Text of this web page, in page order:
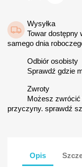
Wysyłka
Towar dostępny
samego dnia
Odbiór osobisty
Sprawdź gdzie
Zwroty
Możesz zwrócić
przyczyny. sprawdź
Opis